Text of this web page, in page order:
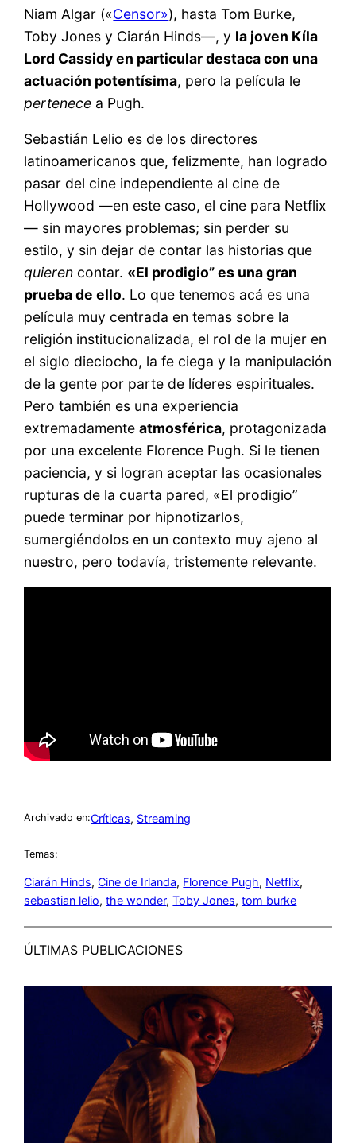
Niam Algar («Censor»), hasta Tom Burke,
Toby Jones y Ciarán Hinds—, y la joven Kíla
Lord Cassidy en particular destaca con una
actuación potentísima, pero la película le
pertenece a Pugh.
Sebastián Lelio es de los directores
latinoamericanos que, felizmente, han logrado
pasar del cine independiente al cine de
Hollywood —en este caso, el cine para Netflix
— sin mayores problemas; sin perder su
estilo, y sin dejar de contar las historias que
quieren contar. «El prodigio” es una gran
prueba de ello. Lo que tenemos acá es una
película muy centrada en temas sobre la
religión institucionalizada, el rol de la mujer en
el siglo dieciocho, la fe ciega y la manipulación
de la gente por parte de líderes espirituales.
Pero también es una experiencia
extremadamenteatmosférica, protagonizada
por una excelente Florence Pugh. Si le tienen
paciencia, y si logran aceptar las ocasionales
rupturas de la cuarta pared, «El prodigio”
puede terminar por hipnotizarlos,
sumergiéndolos en un contexto muy ajeno al
nuestro, pero todavía, tristemente relevante.
Archivado en:Críticas, Streaming
Temas:
Ciarán Hinds, Cine de Irlanda, Florence Pugh, Netflix
sebastian lelio, the wonder, Toby Jones, tom burke
ÚLTIMAS PUBLICACIONES